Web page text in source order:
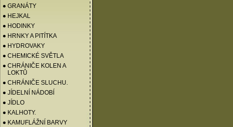
● GRANÁTY
● HEJKAL
● HODINKY
● HRNKY A PITÍTKA
● HYDROVAKY
● CHEMICKÉ SVĚTLA
● CHRÁNIČE KOLEN A
LOKTŮ
● CHRÁNIČE SLUCHU.
● JÍDELNÍ NÁDOBÍ
● JÍDLO
● KALHOTY.
● KAMUFLÁŽNÍ BARVY